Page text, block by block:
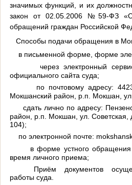
значимых функций, и их
закон от 02.05.2006 №59-ФЗ «О
обращений граждан Российской
Способы подачи обращения в
в письменной форме, форме
через электронный
официального сайта суда;
по почтовому адресу:
Мокшанский район, р.п. Мокшан,
сдать лично по адресу:
район, р.п. Мокшан, ул. Советская,
104);
по электронной почте:
в форме устного
время личного приема;
Приём документов
работы суда.